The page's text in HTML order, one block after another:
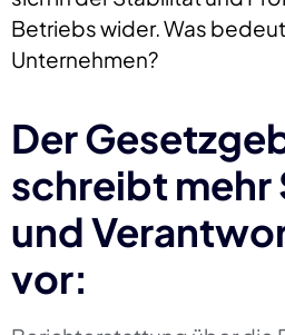
Betriebs wider. Was
Unternehmen?
Der
schreibt mehr
und
vor: